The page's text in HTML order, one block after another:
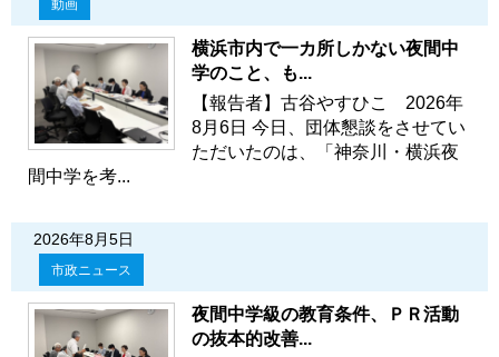
動画
横浜市内で一カ所しかない夜間中
学のこと、も...
【報告者】古谷やすひこ 2026年
8月6日 今日、団体懇談をさせてい
ただいたのは、「神奈川・横浜夜
間中学を考...
2026年8月5日
市政ニュース
夜間中学級の教育条件、ＰＲ活動
の抜本的改善...